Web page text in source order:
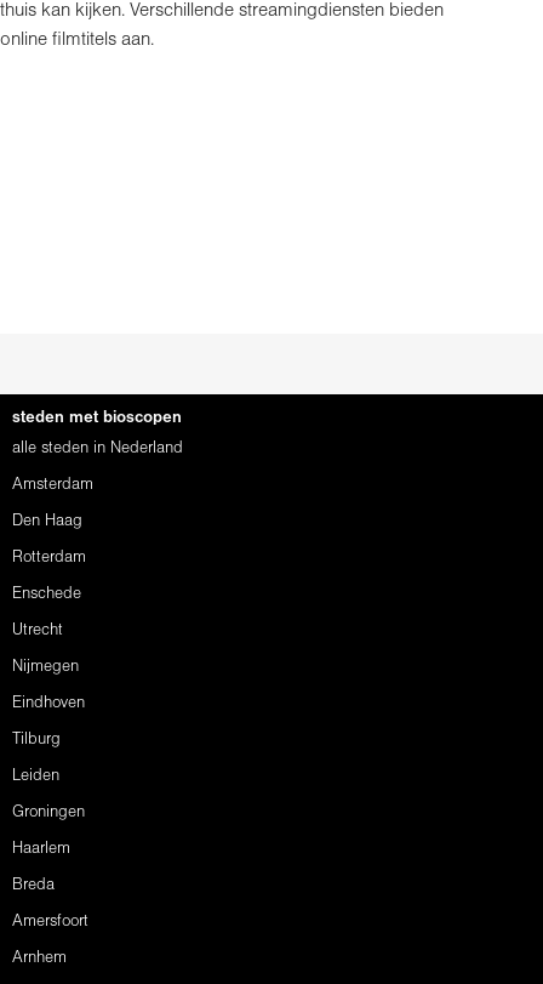
thuis kan kijken. Verschillende streamingdiensten bieden
online filmtitels aan.
steden met bioscopen
alle steden in Nederland
Amsterdam
Den Haag
Rotterdam
Enschede
Utrecht
Nijmegen
Eindhoven
Tilburg
Leiden
Groningen
Haarlem
Breda
Amersfoort
Arnhem